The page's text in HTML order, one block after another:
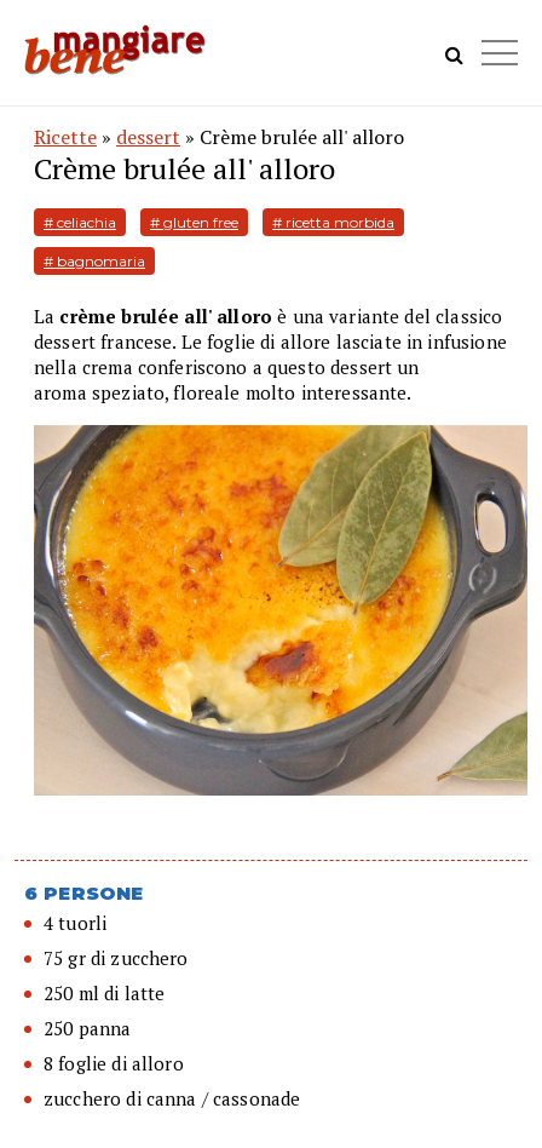
Ricette » dessert » Crème brulée all' alloro
Crème brulée all' alloro
# celiachia # gluten free # ricetta morbida
# bagnomaria
La crème brulée all' alloro è una variante del classico
dessert francese. Le foglie di allore lasciate in infusione
nella crema conferiscono a questo dessert un
aroma speziato, floreale molto interessante.
6 PERSONE
4 tuorli
75 gr di zucchero
250 ml di latte
250 panna
8 foglie di alloro
zucchero di canna / cassonade